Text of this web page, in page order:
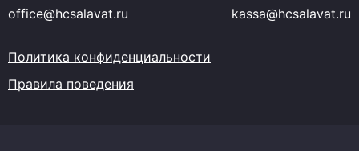
office@hcsalavat.ru
kassa@hcsalavat.ru
Политика конфиденциальности
Правила поведения